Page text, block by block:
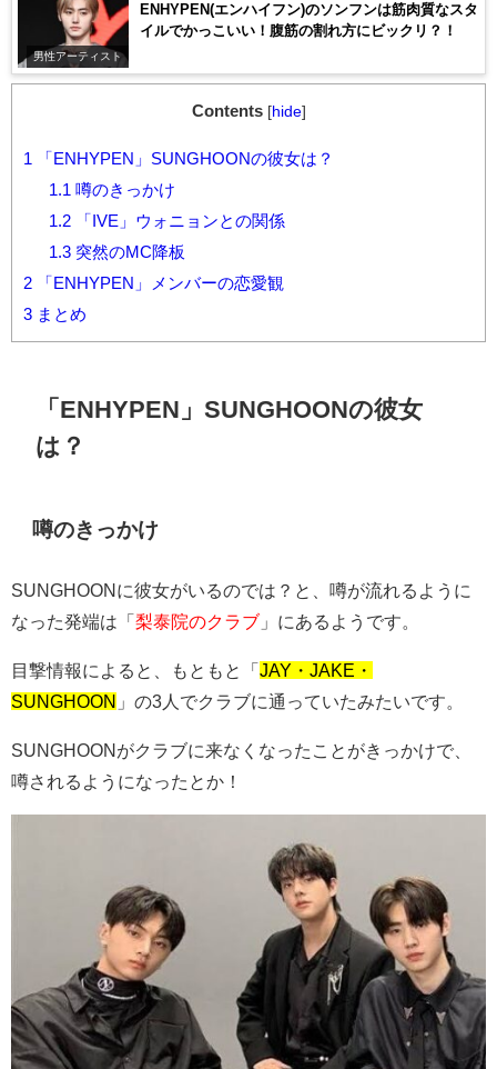
男性アーティスト
ENHYPEN(エンハイフン)のソンフンは筋肉質なスタ
イルでかっこいい！腹筋の割れ方にビックリ？！
Contents [hide]
1
「ENHYPEN」SUNGHOONの彼女は？
1.1 噂のきっかけ
1.2「IVE」ウォニョンとの関係
1.3突然のMC降板
2 「ENHYPEN」メンバーの恋愛観
3 まとめ
「ENHYPEN」SUNGHOONの彼女
は？
噂のきっかけ
SUNGHOONに彼女がいるのでは？と、噂が流れるように
なった発端は「 梨泰院のクラブ 」にあるようです。
目撃情報によると、もともと「 JAY・JAKE・
SUNGHOON 」の3人でクラブに通っていたみたいです。
SUNGHOONがクラブに来なくなったことがきっかけで、
噂されるようになったとか！